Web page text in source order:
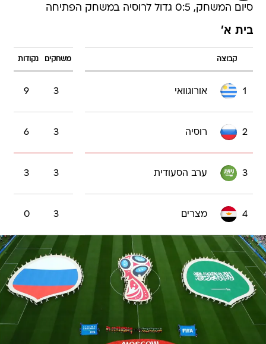
סיום המשחק, 0:5 גדול לרוסיה במשחק הפתיחה
בית א'
קבוצה משחקים נקודות
1 אורוגוואי 3
9
2 רוסיה 3
6
3 ערב הסעודית 3
3
4 מצרים 3
0